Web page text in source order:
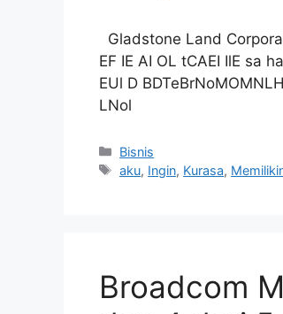
Gladstone Land
EF IE AI OL tCAEI IlE sa
EUl D
LNol
Kategori
Bisnis
Tag
aku, Ingin, Kurasa,
Broadcom